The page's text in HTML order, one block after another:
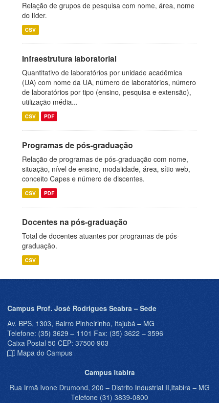
Relação de grupos de pesquisa com nome, área, nome
do líder.
CSV
Infraestrutura laboratorial
Quantitativo de laboratórios por unidade acadêmica
(UA) com nome da UA, número de laboratórios, número
de laboratórios por tipo (ensino, pesquisa e extensão),
utilização média...
CSV PDF
Programas de pós-graduação
Relação de programas de pós-graduação com nome,
situação, nível de ensino, modalidade, área, sítio web,
conceito Capes e número de discentes.
CSV PDF
Docentes na pós-graduação
Total de docentes atuantes por programas de pós-
graduação.
CSV
Campus Prof. José Rodrigues Seabra – Sede
Av. BPS, 1303, Bairro Pinheirinho, Itajubá – MG
Telefone: (35) 3629 – 1101 Fax: (35) 3622 – 3596
Caixa Postal 50 CEP: 37500 903
Mapa do Campus
Campus Itabira
Rua Irmã Ivone Drumond, 200 – Distrito Industrial II,Itabira – MG
Telefone (31) 3839-0800